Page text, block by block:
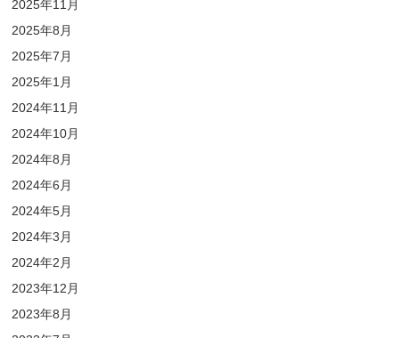
2025年11月
2025年8月
2025年7月
2025年1月
2024年11月
2024年10月
2024年8月
2024年6月
2024年5月
2024年3月
2024年2月
2023年12月
2023年8月